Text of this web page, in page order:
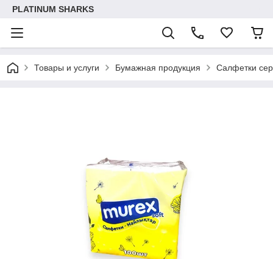
PLATINUM SHARKS
Товары и услуги Бумажная продукция Салфетки